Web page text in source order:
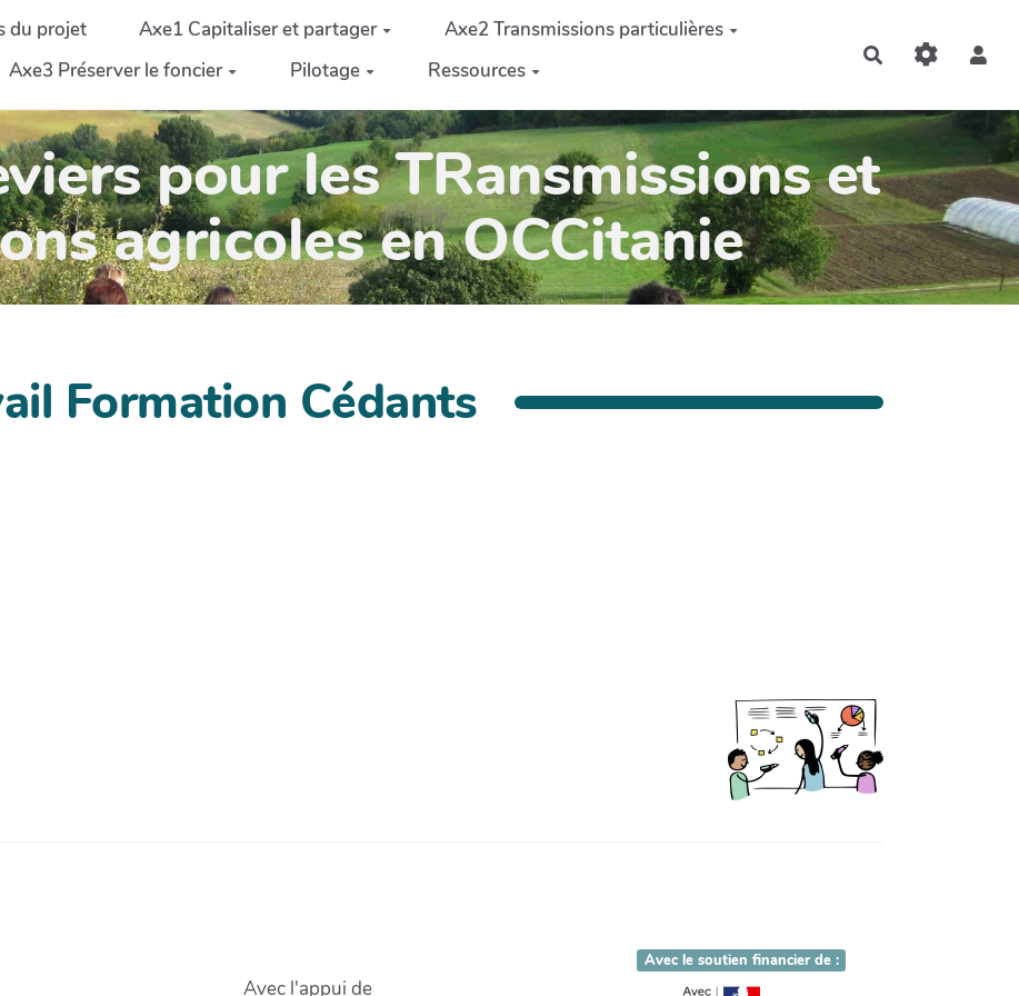
du projet Axe1 Capitaliser et partager
Axe2 Transmissions particulières
Axe3 Préserver le foncier
Pilotage Ressources
Rechercher
pour les TRansmissions et
agricoles en OCCitanie
Formation Cédants
Avec l'appui de
Avec le soutien financier de :